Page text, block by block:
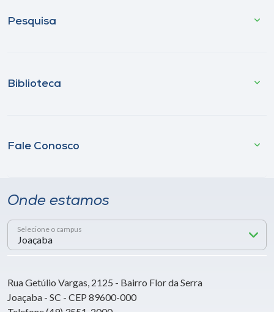
Pesquisa
Biblioteca
Fale Conosco
Onde estamos
Selecione o campus
Rua Getúlio Vargas, 2125 - Bairro Flor da Serra
Joaçaba - SC - CEP 89600-000